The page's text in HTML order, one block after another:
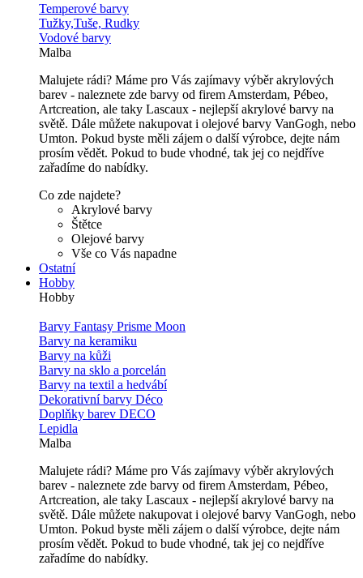
Temperové barvy
Tužky,Tuše, Rudky
Vodové barvy
Malba
Malujete rádi? Máme pro Vás zajímavy výběr akrylových
barev - naleznete zde barvy od firem Amsterdam, Pébeo,
Artcreation, ale taky Lascaux - nejlepší akrylové barvy na
světě. Dále můžete nakupovat i olejové barvy VanGogh, nebo
Umton. Pokud byste měli zájem o další výrobce, dejte nám
prosím vědět. Pokud to bude vhodné, tak jej co nejdříve
zařadíme do nabídky.
Co zde najdete?
Akrylové barvy
Štětce
Olejové barvy
Vše co Vás napadne
Ostatní
Hobby
Hobby
Barvy Fantasy Prisme Moon
Barvy na keramiku
Barvy na kůži
Barvy na sklo a porcelán
Barvy na textil a hedvábí
Dekorativní barvy Déco
Doplňky barev DECO
Lepidla
Malba
Malujete rádi? Máme pro Vás zajímavy výběr akrylových
barev - naleznete zde barvy od firem Amsterdam, Pébeo,
Artcreation, ale taky Lascaux - nejlepší akrylové barvy na
světě. Dále můžete nakupovat i olejové barvy VanGogh, nebo
Umton. Pokud byste měli zájem o další výrobce, dejte nám
prosím vědět. Pokud to bude vhodné, tak jej co nejdříve
zařadíme do nabídky.